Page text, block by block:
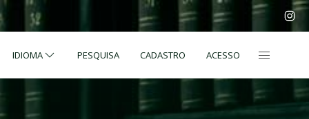
IDIOMA PESQUISA CADASTRO ACESSO